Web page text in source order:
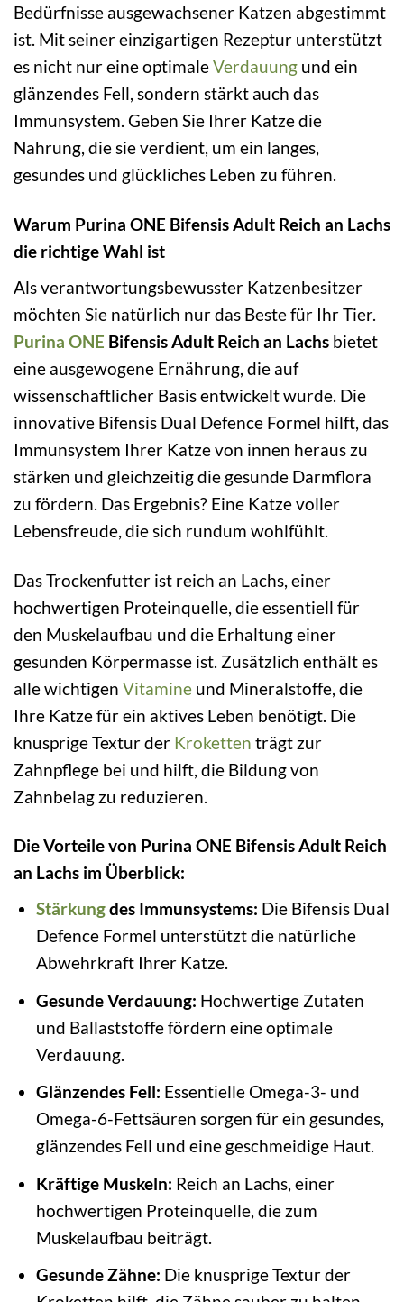
Bedürfnisse ausgewachsener Katzen abgestimmt
ist. Mit seiner einzigartigen Rezeptur unterstützt
es nicht nur eine optimaleVerdauung und ein
glänzendes Fell, sondern stärkt auch das
Immunsystem. Geben Sie Ihrer Katze die
Nahrung, die sie verdient, um ein langes,
gesundes und glückliches Leben zu führen.
Warum Purina ONE Bifensis Adult Reich an Lachs
die richtige Wahl ist
Als verantwortungsbewusster Katzenbesitzer
möchten Sie natürlich nur das Beste für Ihr Tier.
Purina ONE Bifensis Adult Reich an Lachs bietet
eine ausgewogene Ernährung, die auf
wissenschaftlicher Basis entwickelt wurde. Die
innovative Bifensis Dual Defence Formel hilft, das
Immunsystem Ihrer Katze von innen heraus zu
stärken und gleichzeitig die gesunde Darmflora
zu fördern. Das Ergebnis? Eine Katze voller
Lebensfreude, die sich rundum wohlfühlt.
Das Trockenfutter ist reich an Lachs, einer
hochwertigen Proteinquelle, die essentiell für
den Muskelaufbau und die Erhaltung einer
gesunden Körpermasse ist. Zusätzlich enthält es
alle wichtigen Vitamine und Mineralstoffe, die
Ihre Katze für ein aktives Leben benötigt. Die
knusprige Textur der Kroketten trägt zur
Zahnpflege bei und hilft, die Bildung von
Zahnbelag zu reduzieren.
Die Vorteile von Purina ONE Bifensis Adult Reich
an Lachs im Überblick:
Stärkungdes Immunsystems: Die Bifensis Dual
Defence Formel unterstützt die natürliche
Abwehrkraft Ihrer Katze.
Gesunde Verdauung: Hochwertige Zutaten
und Ballaststoffe fördern eine optimale
Verdauung.
Glänzendes Fell: Essentielle Omega-3- und
Omega-6-Fettsäuren sorgen für ein gesundes,
glänzendes Fell und eine geschmeidige Haut.
Kräftige Muskeln: Reich an Lachs, einer
hochwertigen Proteinquelle, die zum
Muskelaufbau beiträgt.
Gesunde Zähne: Die knusprige Textur der